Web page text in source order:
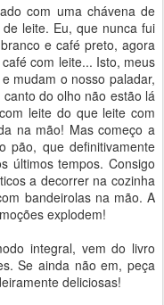
com uma chávena de
leite. Eu, que nunca fui
e café preto, agora
com leite... Isto, meus
mudam o nosso paladar,
do olho não estão lá
leite do que leite com
na mão! Mas começo a
pão, que definitivamente
últimos tempos. Consigo
a decorrer na cozinha
bandeirolas na mão. A
explodem!
integral, vem do livro
Se ainda não em, peça
deliciosas!